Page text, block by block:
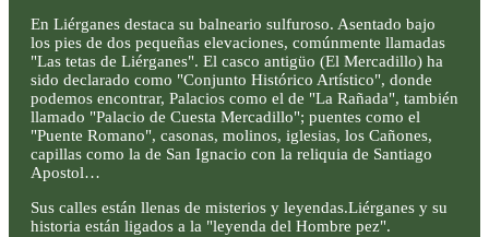
En Liérganes destaca su balneario sulfuroso. Asentado bajo
los pies de dos pequeñas elevaciones, comúnmente llamadas
"Las tetas de Liérganes". El casco antigüo (El Mercadillo) ha
sido declarado como "Conjunto Histórico Artístico", donde
podemos encontrar, Palacios como el de "La Rañada", también
llamado "Palacio de Cuesta Mercadillo"; puentes como el
"Puente Romano", casonas, molinos, iglesias, los Cañones,
capillas como la de San Ignacio con la reliquia de Santiago
Apostol…
Sus calles están llenas de misterios y leyendas.Liérganes y su
historia están ligados a la "leyenda del Hombre pez".